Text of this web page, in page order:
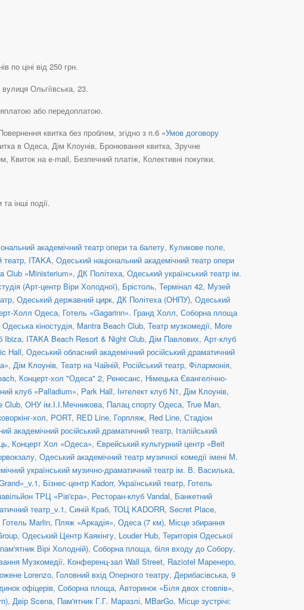
по ціні від 250 грн.
Ольгіївська, 23.
або передоплатою.
квитка без проблем, згідно з п.6 «Умов договору
в Одеса, Дім Клоунів, Бронювання квитка, Зручне
на e-mail, Безпечний платіж, Колективні покупки.
інші події.
академічний театр опери та балету, Куликове поле,
театр, ITAKA, Одеський національний академічний театр опери
Club «Ministerium», ДК Політеха, Одеський український театр ім.
(Арт-центр Віри Холодної), Брістоль, Термінал 42, Музей
, Одеський державний цирк, ДК Політеха (ОНПУ), Одеський
Холл Одеса, Готель «Gagarinn». Гранд Холл, Соборна площа
Одеська кіностудія, Mantra Beach Club, Театр музкомедії, More
Ibiza, ITAKA Beach Resort & Night Club, Дім Павлових, Арт-клуб
Hall, Одеський обласний академічний російський драматичний
, Дім Клоунів, Театр на Чайній, Російський театр, Філармонія,
, Концерт-хол "Одеса" 2, Ренесанс, Німецька Євангелічно-
клуб «Palladium», Park Hall, Інтелект клуб N1, Дім Клоунів,
Club, ОНУ ім.І.І.Мечникова, Палац спорту Одеса, True Man,
хол, PORT, RED Line, Горпляж, Red Line, Стадіон
академічний російський драматичний театр, Італійський
, Концерт Хол «Одеса», Єврейський культурний центр «Beit
, Одеський академічний театр музичної комедії імені М.
український музично-драматичний театр ім. В. Василька,
, Бізнес-центр Kadorr, Український театр, Готель
ТРЦ «Рів'єра», Ресторан-клуб Vandal, Банкетний
театр_v.1, Синій Краб, ТОЦ KADORR, Secret Place,
Готель Marlin, Пляж «Аркадія», Одеса (7 км), Місце збирання
, Одеський Центр Каякінгу, Louder Hub, Територія Одеської
Вірі Холодній), Соборна площа, біля входу до Собору,
Музкомедії, Конференц-зал Wall Street, Raziotel Маренеро,
Lorenzo, Головний вхід Оперного театру, Дерибасівська, 9
офіцерів, Соборна площа, Авторинок «Біля двох стовпів»,
, Двір Scena, Пам'ятник Г.Г. Маразлі, MBarGo, Місце зустрічі: